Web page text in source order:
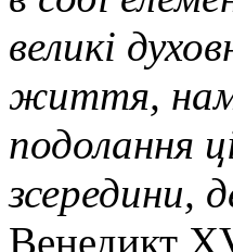
великі
життя,
подолання
зсередини,
Венедикт